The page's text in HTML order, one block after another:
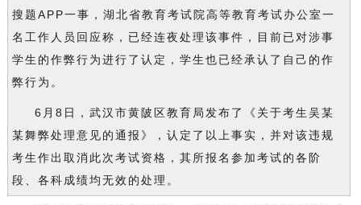
搜题APP一事，湖北省教育考试院高等教育考试办公室一
名工作人员回应称，已经连夜处理该事件，目前已对涉事
学生的作弊行为进行了认定，学生也已经承认了自己的作
弊行为。
6月8日，武汉市黄陂区教育局发布了《关于考生吴某
某舞弊处理意见的通报》，认定了以上事实，并对该违规
考生作出取消此次考试资格，其所报名参加考试的各阶
段、各科成绩均无效的处理。